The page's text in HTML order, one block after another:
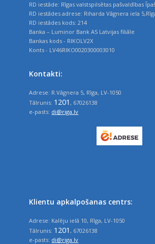
RD iestāde: Rīgas valstspilsētas pašvaldības
RD iestādes adrese: Riharda Vāgnera iela
RD iestādes kods: 214
Banka – Luminor Bank AS Latvijas filiāle
Bankas kods - RIKOLV2X
Konts - LV46RIKO0020300003010
Kontakti:
Adrese: R.Vāgnera 5, Rīga, LV-1050
Tālrunis: 1201, 67026138
e-pasts: di@riga.lv
Klientu apkalpošanas centrs:
Adrese: Kalēju ielā 10, Rīga, LV-1050
Tālrunis: 1201 , 67026138
e-pasts: di@riga.lv